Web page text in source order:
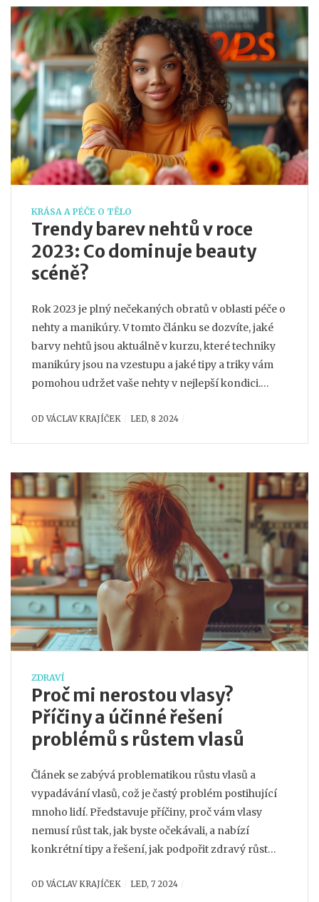
KRÁSA A PÉČE O TĚLO
Trendy barev nehtů v roce
2023: Co dominuje beauty
scéně?
Rok 2023 je plný nečekaných obratů v oblasti péče o
nehty a manikúry. V tomto článku se dozvíte, jaké
barvy nehtů jsou aktuálně v kurzu, které techniky
manikúry jsou na vzestupu a jaké tipy a triky vám
pomohou udržet vaše nehty v nejlepší kondici.
nehty starat, aby byly zdravé a silné.
ODVÁCLAV KRAJÍČEK LED, 8 2024
ZDRAVÍ
Proč mi nerostou vlasy?
Příčiny a účinné řešení
problémů s růstem vlasů
Článek se zabývá problematikou růstu vlasů a
vypadávání vlasů, což je častý problém postihující
mnoho lidí. Představuje příčiny, proč vám vlasy
nemusí růst tak, jak byste očekávali, a nabízí
konkrétní tipy a řešení, jak podpořit zdravý růst
pokrývá širokou škálu aspektů pro zlepšení růstu a
ODVÁCLAV KRAJÍČEK LED, 7 2024